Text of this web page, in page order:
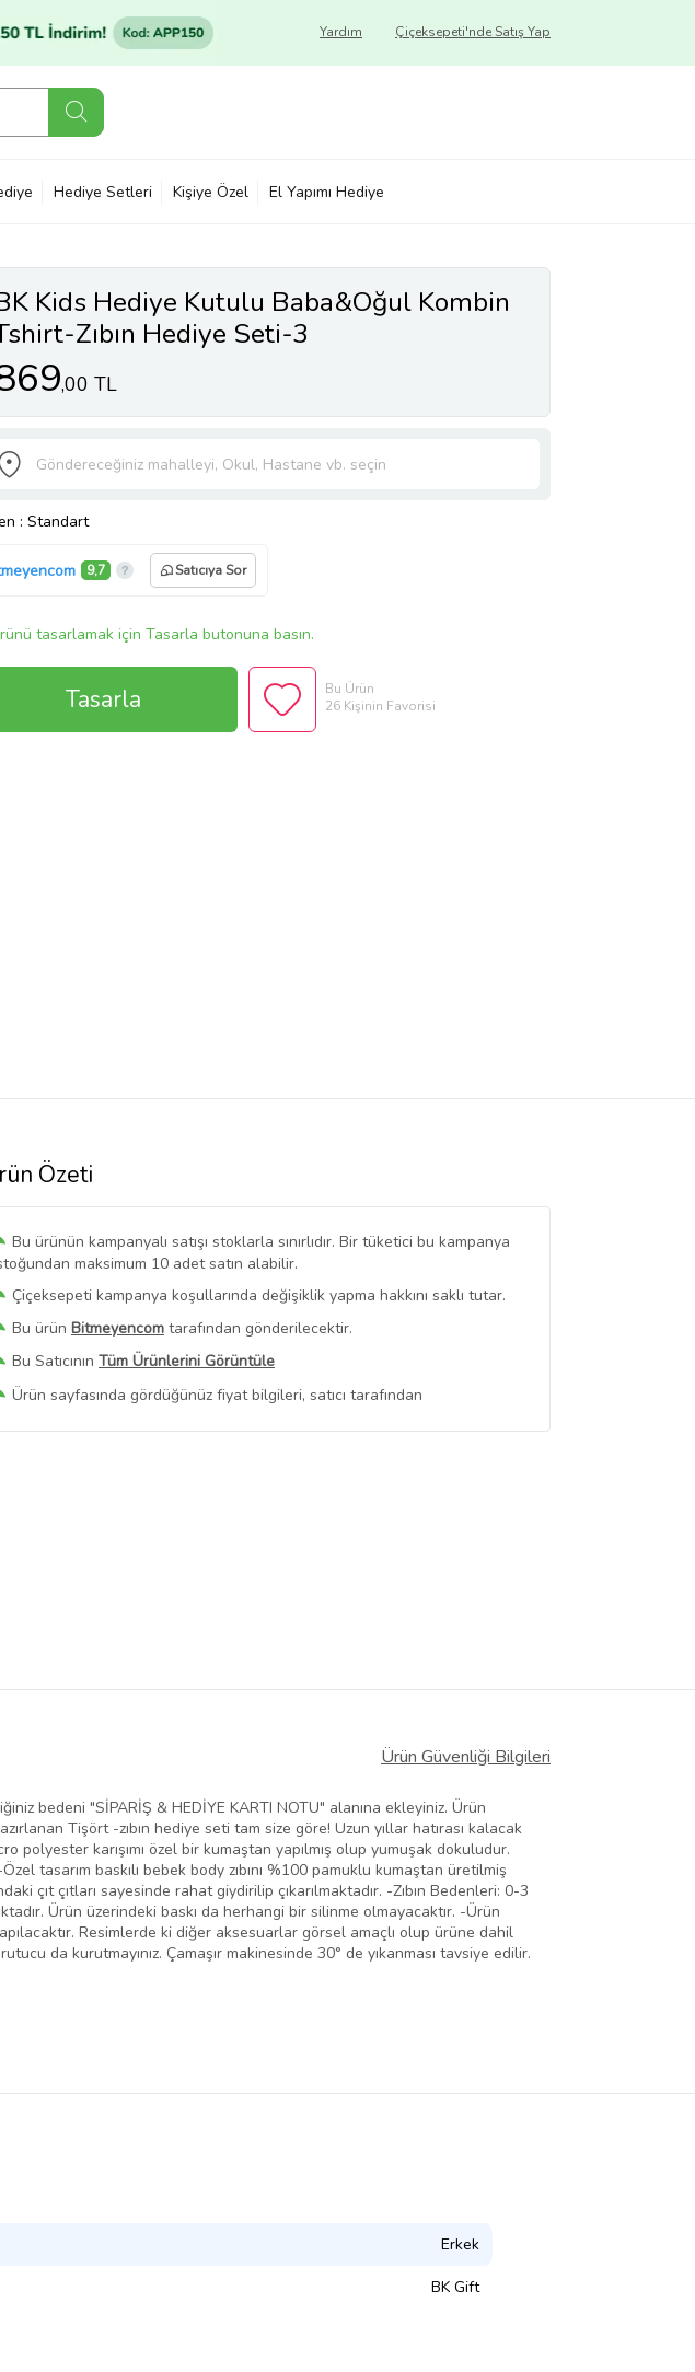
Çiçeksepeti'nde Satış Yap
Yardım
Hediye Setleri Kişiye Özel El Yapımı Hediye
Kids Hediye Kutulu Baba&Oğul Kombin
Zıbın Hediye Seti-3
,00 TL
: Standart
9,7 Satıcıya Sor
tasarlamak için Tasarla butonuna basın.
Tasarla
Bu Ürün
26 Kişinin Favorisi
Özeti
Bu ürünün kampanyalı satışı stoklarla sınırlıdır. Bir tüketici bu kampanya
maksimum 10 adet satın alabilir.
Çiçeksepeti kampanya koşullarında değişiklik yapma hakkını saklı tutar.
Bu ürün Bitmeyencom tarafından gönderilecektir.
Bu Satıcının Tüm Ürünlerini Görüntüle
Ürün sayfasında gördüğünüz fiyat bilgileri, satıcı tarafından
Ürün Güvenliği Bilgileri
bedeni "SİPARİŞ & HEDİYE KARTI NOTU" alanına ekleyiniz. Ürün
Tişört -zıbın hediye seti tam size göre! Uzun yıllar hatırası kalacak
karışımı özel bir kumaştan yapılmış olup yumuşak dokuludur.
tasarım baskılı bebek body zıbını %100 pamuklu kumaştan üretilmiş
çıt çıtları sayesinde rahat giydirilip çıkarılmaktadır. -Zıbın Bedenleri: 0-3
Ürün üzerindeki baskı da herhangi bir silinme olmayacaktır. -Ürün
Resimlerde ki diğer aksesuarlar görsel amaçlı olup ürüne dahil
da kurutmayınız. Çamaşır makinesinde 30° de yıkanması tavsiye edilir.
Erkek
BK Gift